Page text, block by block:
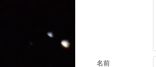
名前